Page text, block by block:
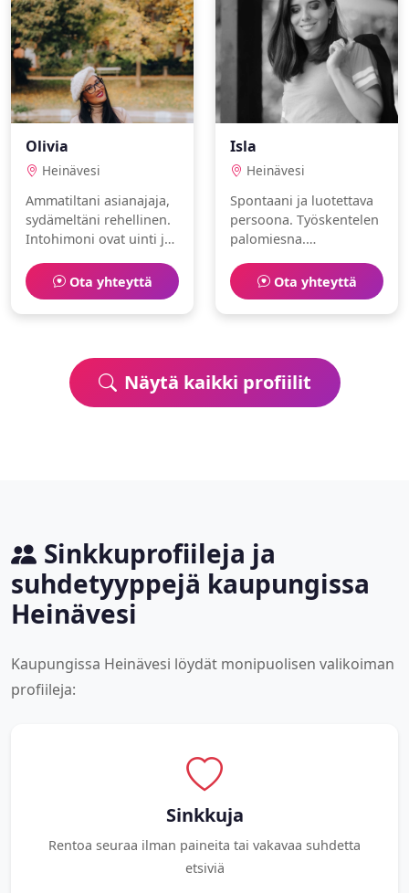
Olivia
Heinävesi
Ammatiltani asianajaja,
sydämeltäni rehellinen.
Intohimoni ovat uinti ja
uusia ihmisiä.Ota yhteyttä
Isla
Heinävesi
Spontaani ja luotettava
persoona. Työskentelen
palomiesna.
käsityöt ja museot.
Ota yhteyttä
Näytä kaikki profiilit
Sinkkuprofiileja ja
suhdetyyppejä kaupungissa
Heinävesi
Kaupungissa Heinävesi löydät monipuolisen valikoiman
profiileja:
Sinkkuja
Rentoa seuraa ilman paineita tai vakavaa suhdetta
etsiviä